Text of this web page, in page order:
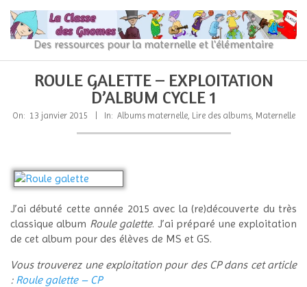
content
La
Classe
gnomes
Des ressources pour la maternelle et l'élémentaire
Navigation
NavigationROULE GALETTE – EXPLOITATION
D’ALBUM CYCLE 1
On: 13 janvier 2015 In: Albums maternelle, Lire des albums, Maternelle
J’ai débuté cette année 2015 avec la (re)découverte du très
classique album Roule galette. J’ai préparé une exploitation
de cet album pour des élèves de MS et GS.
Vous trouverez une exploitation pour des CP dans cet article
: Roule galette – CP